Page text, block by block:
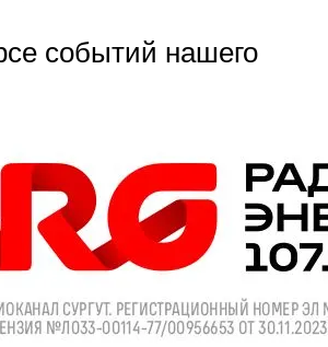
событий нашего